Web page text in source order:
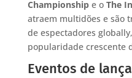
Championshipe o The
atraem multidões e são
de espectadores
popularidade crescente
Eventos de